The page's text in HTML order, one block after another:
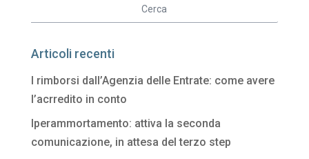
Articoli recenti
I rimborsi dall’Agenzia delle Entrate: come avere
l’acrredito in conto
Iperammortamento: attiva la seconda
comunicazione, in attesa del terzo step